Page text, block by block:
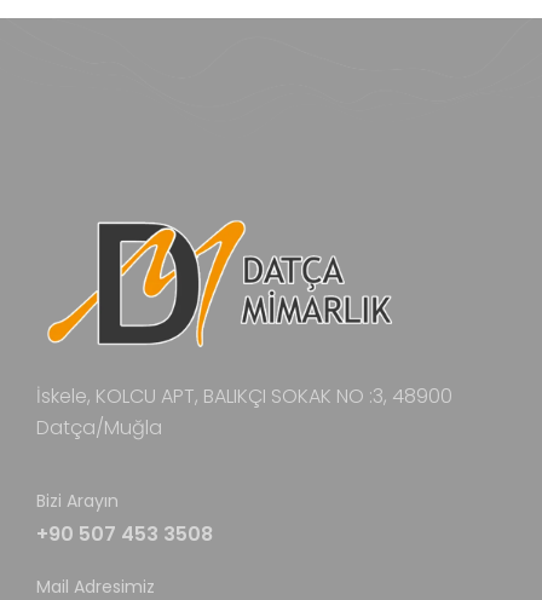
İskele, KOLCU APT, BALIKÇI SOKAK NO :3, 48900
Datça/Muğla
Bizi Arayın
+90 507 453 3508
Mail Adresimiz